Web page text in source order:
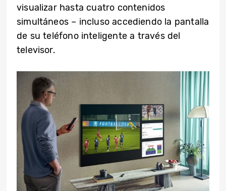
visualizar hasta cuatro contenidos
simultáneos – incluso accediendo la pantalla
de su teléfono inteligente a través del
televisor.